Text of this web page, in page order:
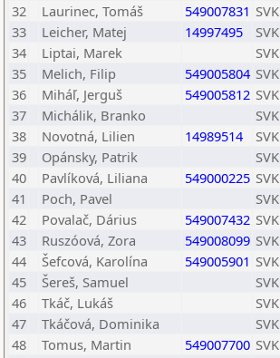
32
Laurinec, Tomáš 549007831 SVK
33
Leicher, Matej 14997495 SVK
34
Liptai, Marek SVK
35
Melich, Filip 549005804 SVK
36
Miháľ, Jerguš 549005812 SVK
37
Michálik, Branko SVK
38
Novotná, Lilien 14989514 SVK
39
Opánsky, Patrik SVK
40
Pavlíková, Liliana 549000225 SVK
41
Poch, Pavel SVK
42
Povalač, Dárius 549007432 SVK
43
Ruszóová, Zora 549008099 SVK
44
Šefcová, Karolína 549005901 SVK
45
Šereš, Samuel SVK
46
Tkáč, Lukáš SVK
47
Tkáčová, Dominika SVK
48
Tomus, Martin 549007700 SVK